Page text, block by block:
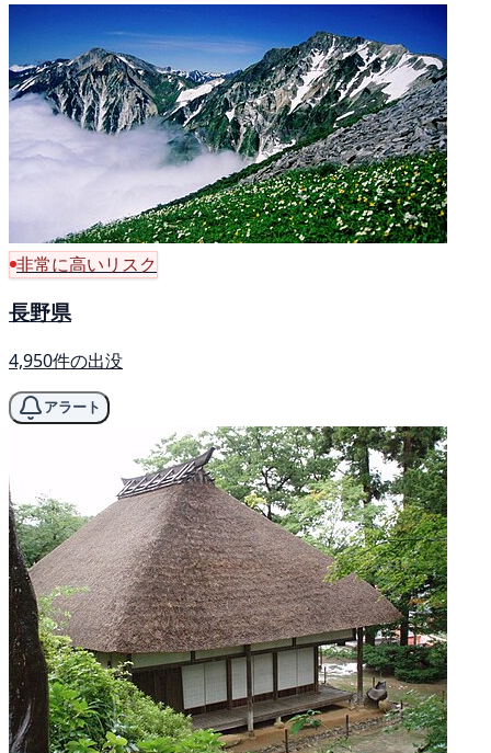
非常に高いリスク
長野県
4,950件の出没
アラート